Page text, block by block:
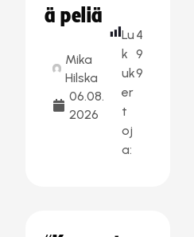
ä peliä
Mika
Hilska
06.08.
2026
Lu
k
uk
er
t
oj
a:
4
9
9